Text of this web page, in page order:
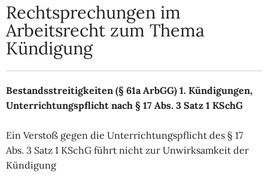
Rechtsprechungen im
Arbeitsrecht zum Thema
Kündigung
Bestandsstreitigkeiten (§ 61a ArbGG) 1. Kündigungen,
Unterrichtungspflicht nach § 17 Abs. 3 Satz 1 KSchG
Ein Verstoß gegen die Unterrichtungspflicht des § 17
Abs. 3 Satz 1 KSchG führt nicht zur Unwirksamkeit der
Kündigung